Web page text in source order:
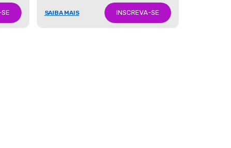
SAIBA MAIS INSCREVA-SE